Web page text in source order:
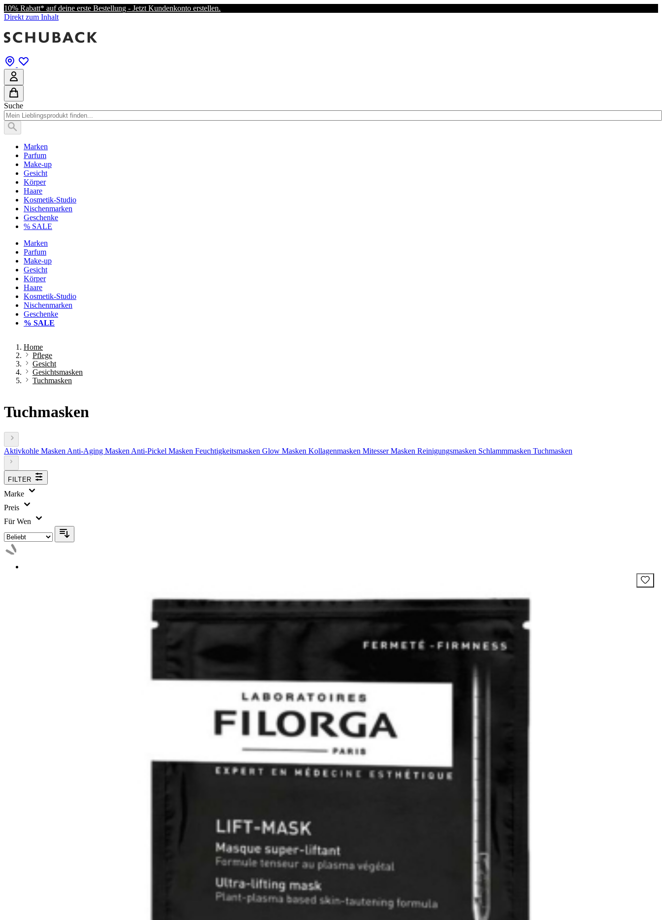
10% Rabatt* auf deine erste Bestellung - Jetzt Kundenkonto erstellen.
Direkt zum Inhalt
Suche
Marken
Parfum
Make-up
Gesicht
Körper
Haare
Kosmetik-Studio
Nischenmarken
Geschenke
% SALE
Marken
Parfum
Make-up
Gesicht
Körper
Haare
Kosmetik-Studio
Nischenmarken
Geschenke
% SALE
Home
Pflege
Gesicht
Gesichtsmasken
Tuchmasken
Tuchmasken
Aktivkohle Masken Anti-Aging Masken Anti-Pickel Masken Feuchtigkeitsmasken Glow Masken Kollagenmasken Mitesser Masken Reinigungsmasken Schlammmasken Tuchmasken
FILTER
Marke
Preis
Für Wen